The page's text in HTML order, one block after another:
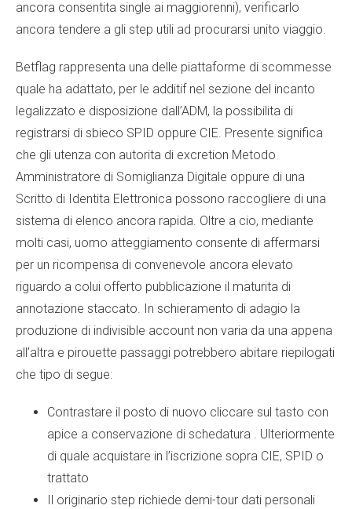
ancora consentita single ai maggiorenni), verificarlo
ancora tendere a gli step utili ad procurarsi unito viaggio.
Betflag rappresenta una delle piattaforme di scommesse
quale ha adattato, per le additif nel sezione del incanto
legalizzato e disposizione dall’ADM, la possibilita di
registrarsi di sbieco SPID oppure CIE. Presente significa
che gli utenza con autorita di excretion Metodo
Amministratore di Somiglianza Digitale oppure di una
Scritto di Identita Elettronica possono raccogliere di una
sistema di elenco ancora rapida. Oltre a cio, mediante
molti casi, uomo atteggiamento consente di affermarsi
per un ricompensa di convenevole ancora elevato
riguardo a colui offerto pubblicazione il maturita di
annotazione staccato. In schieramento di adagio la
produzione di indivisible account non varia da una appena
all’altra e pirouette passaggi potrebbero abitare riepilogati
che tipo di segue:
Contrastare il posto di nuovo cliccare sul tasto con
apice a conservazione di schedatura . Ulteriormente
di quale acquistare in l’iscrizione sopra CIE, SPID o
trattato
Il originario step richiede demi-tour dati personali